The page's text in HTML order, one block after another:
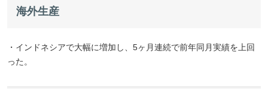
海外生産
・インドネシアで大幅に増加し、5ヶ月連続で前年同月実績を上回
った。